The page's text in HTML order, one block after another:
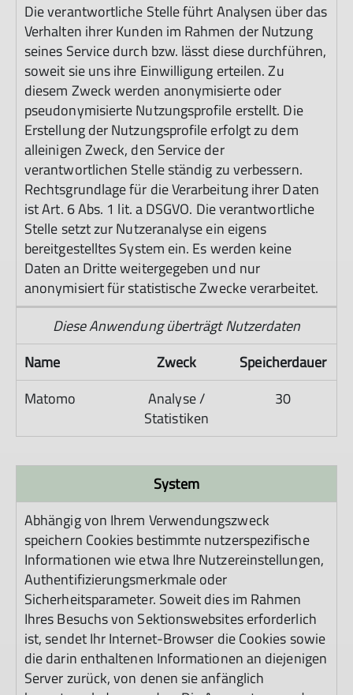
Die verantwortliche Stelle führt Analysen über das
Verhalten ihrer Kunden im Rahmen der Nutzung
seines Service durch bzw. lässt diese durchführen,
soweit sie uns ihre Einwilligung erteilen. Zu
diesem Zweck werden anonymisierte oder
pseudonymisierte Nutzungsprofile erstellt. Die
Erstellung der Nutzungsprofile erfolgt zu dem
alleinigen Zweck, den Service der
verantwortlichen Stelle ständig zu verbessern.
Rechtsgrundlage für die Verarbeitung ihrer Daten
ist Art. 6 Abs. 1 lit. a DSGVO. Die verantwortliche
Stelle setzt zur Nutzeranalyse ein eigens
bereitgestelltes System ein. Es werden keine
Daten an Dritte weitergegeben und nur
anonymisiert für statistische Zwecke verarbeitet.
Diese Anwendung überträgt Nutzerdaten
Name
Zweck
Speicherdauer
Matomo
Analyse /
Statistiken
30
System
Abhängig von Ihrem Verwendungszweck
speichern Cookies bestimmte nutzerspezifische
Informationen wie etwa Ihre Nutzereinstellungen,
Authentifizierungsmerkmale oder
Sicherheitsparameter. Soweit dies im Rahmen
Ihres Besuchs von Sektionswebsites erforderlich
ist, sendet Ihr Internet-Browser die Cookies sowie
die darin enthaltenen Informationen an diejenigen
Server zurück, von denen sie anfänglich